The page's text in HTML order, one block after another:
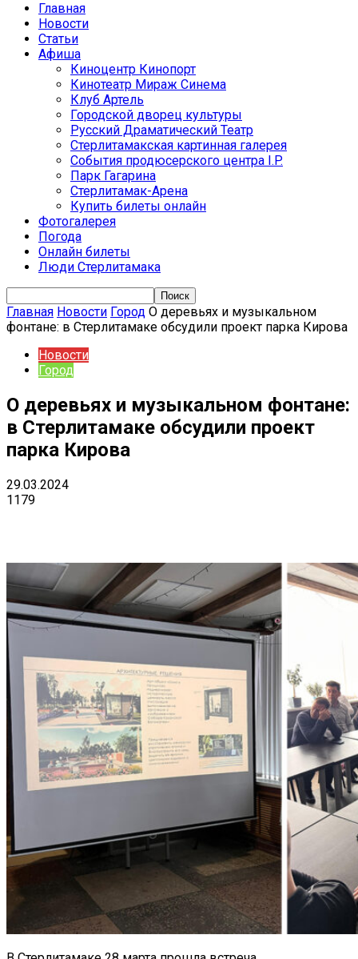
Главная
Новости
Статьи
Афиша
Киноцентр Кинопорт
Кинотеатр Мираж Синема
Клуб Артель
Городской дворец культуры
Русский Драматический Театр
Стерлитамакская картинная галерея
События продюсерского центра I.P.
Парк Гагарина
Стерлитамак-Арена
Купить билеты онлайн
Фотогалерея
Погода
Онлайн билеты
Люди Стерлитамака
Главная Новости Город О деревьях и музыкальном
фонтане: в Стерлитамаке обсудили проект парка Кирова
Новости
Город
О деревьях и музыкальном фонтане:
в Стерлитамаке обсудили проект
парка Кирова
29.03.2024
1179